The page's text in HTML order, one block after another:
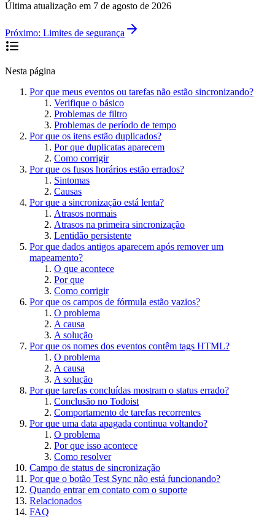
Última atualização em 7 de agosto de 2026
Próximo: Limites de segurança
Nesta página
Por que meus eventos ou tarefas não estão sincronizando?
Verifique o básico
Problemas de filtro
Problemas de período de tempo
Por que os itens estão duplicados?
Por que duplicatas aparecem
Como corrigir
Por que os fusos horários estão errados?
Sintomas
Causas
Por que a sincronização está lenta?
Atrasos normais
Atrasos na primeira sincronização
Lentidão persistente
Por que dados antigos aparecem após remover um
mapeamento?
O que acontece
Por que
Como corrigir
Por que os campos de fórmula estão vazios?
O problema
A causa
A solução
Por que os nomes dos eventos contêm tags HTML?
O problema
A causa
A solução
Por que tarefas concluídas mostram o status errado?
Conclusão no Todoist
Comportamento de tarefas recorrentes
Por que uma data apagada continua voltando?
O problema
Por que isso acontece
Como resolver
Campo de status de sincronização
Por que o botão Test Sync não está funcionando?
Quando entrar em contato com o suporte
Relacionados
FAQ